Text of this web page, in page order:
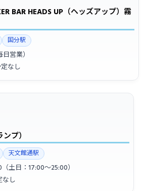
BAR HEADS UP（ヘッズアップ）霧
国分駅
営業）
なし
プ）
天文館通駅
土日：17:00〜25:00）
なし